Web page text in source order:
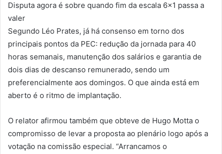
Disputa agora é sobre quando fim da escala 6×1 passa a
valer
Segundo Léo Prates, já há consenso em torno dos
principais pontos da PEC: redução da jornada para 40
horas semanais, manutenção dos salários e garantia de
dois dias de descanso remunerado, sendo um
preferencialmente aos domingos. O que ainda está em
aberto é o ritmo de implantação.
O relator afirmou também que obteve de Hugo Motta o
compromisso de levar a proposta ao plenário logo após a
votação na comissão especial. “Arrancamos o